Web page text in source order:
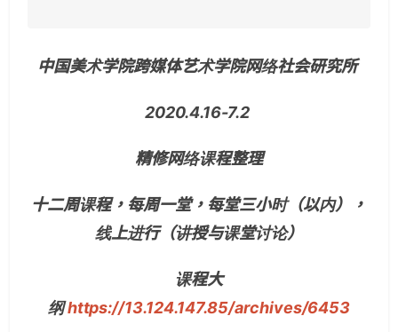
中国美术学院跨媒体艺术学院网络社会研究所
2020.4.16-7.2
精修网络课程整理
十二周课程，每周一堂，每堂三小时（以内），
线上进行（讲授与课堂讨论）
课程大
纲https://13.124.147.85/archives/6453